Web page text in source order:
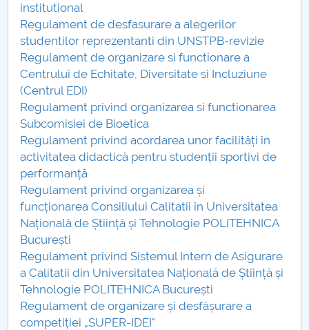
Ghiduri pentru STUDENȚI
Relații Publice
Relații Internaționale
PNRR
Proiect PRIM STUD
Proiect SU-ETIC
Protecția datelor personale
UNIVERSITATE pentru comunitate
IOSUD/CSUD-Doctorate
Comisie de etica unversitară
institutional
Regulament de desfasurare a alegerilor
studentilor reprezentanti din UNSTPB-revizie
Regulament de organizare si functionare a
Centrului de Echitate, Diversitate si Incluziune
(Centrul EDI)
Regulament privind organizarea si functionarea
Subcomisiei de Bioetica
Regulament privind acordarea unor facilități în
activitatea didactică pentru studenții sportivi de
performanță
Regulament privind organizarea și
funcționarea Consiliului Calitatii în Universitatea
Națională de Știință și Tehnologie POLITEHNICA
București
Regulament privind Sistemul Intern de Asigurare
a Calitatii din Universitatea Națională de Știință și
Tehnologie POLITEHNICA București
Regulament de organizare și desfășurare a
competiției „SUPER-IDEI"